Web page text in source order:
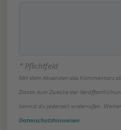
* Pflichtfeld
Mit dem Absenden des Kommentars
Daten zum Zwecke der
kannst du jederzeit widerrufen.
Datenschutzhinweisen